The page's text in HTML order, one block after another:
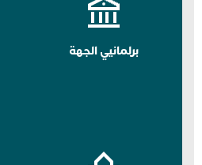
برلمانيي الجهة